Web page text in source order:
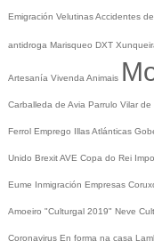
Emigración VelutinasAccidentes
antidroga Marisqueo DXT
Artesanía Vivenda Animais
Carballeda de Avia Parrulo Vilar de
Ferrol Emprego Illas Atlánticas
Unido BrexitAVE Copa do Rei
Eume Inmigración Empresas
Amoeiro "Culturgal 2019" Neve
Coronavirus En forma na casa